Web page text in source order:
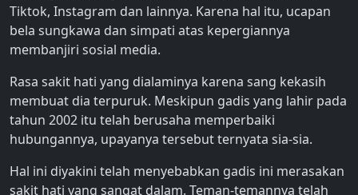
Tiktok, Instagram dan lainnya. Karena hal itu, ucapan
bela sungkawa dan simpati atas kepergiannya
membanjiri sosial media.
Rasa sakit hati yang dialaminya karena sang kekasih
membuat dia terpuruk. Meskipun gadis yang lahir pada
tahun 2002 itu telah berusaha memperbaiki
hubungannya, upayanya tersebut ternyata sia-sia.
Hal ini diyakini telah menyebabkan gadis ini merasakan
sakit hati yang sangat dalam. Teman-temannya telah